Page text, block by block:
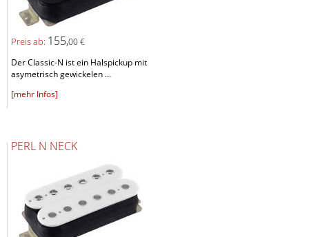
Preis ab: 155,00 €
Der Classic-N ist ein Halspickup mit
asymetrisch gewickelen ...
[mehr Infos]
PERL N NECK